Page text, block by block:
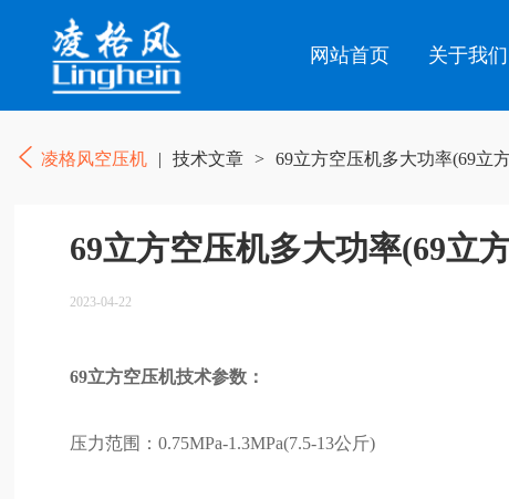
网站首页 关于我们
凌格风空压机 | 技术文章 > 69立方空压机多大功率(69立
69立方空压机多大功率(69立
2023-04-22
69立方空压机技术参数：
压力范围：0.75MPa-1.3MPa(7.5-13公斤)